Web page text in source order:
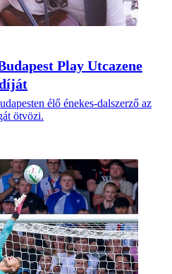
Play Utcazene
élő énekes-dalszerző az
ötvözi.